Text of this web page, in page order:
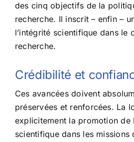
des cinq objectifs de la
recherche. Il inscrit – enfin –
l’intégrité scientifique dans le
recherche.
Crédibilité et
Ces avancées doivent
préservées et renforcées. La
explicitement la promotion de
scientifique dans les missions